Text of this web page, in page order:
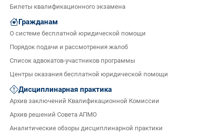
Билеты квалификационного экзамена
Гражданам
О системе бесплатной юридической помощи
Порядок подачи и рассмотрения жалоб
Список адвокатов-участников программы
Центры оказания бесплатной юридической помощи
Дисциплинарная практика
Архив заключений Квалификационной Комиссии
Архив решений Совета АПМО
Аналитические обзоры дисциплинарной практики